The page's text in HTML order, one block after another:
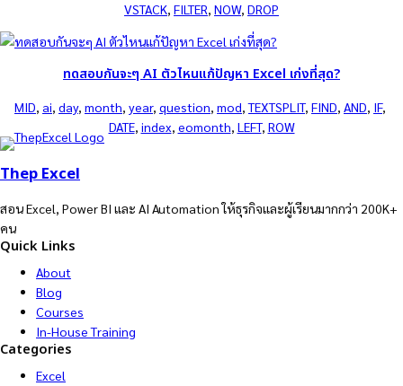
VSTACK, FILTER, NOW, DROP
ทดสอบกันจะๆ AI ตัวไหนแก้ปัญหา Excel เก่งที่สุด?
MID, ai, day, month, year, question, mod, TEXTSPLIT, FIND, AND, IF
DATE, index, eomonth, LEFT, ROW
Thep Excel
สอน Excel, Power BI และ AI Automation ให้ธุรกิจและผู้เรียนมากกว่า 200K+
คน
Quick Links
About
Blog
Courses
In-House Training
Categories
Excel